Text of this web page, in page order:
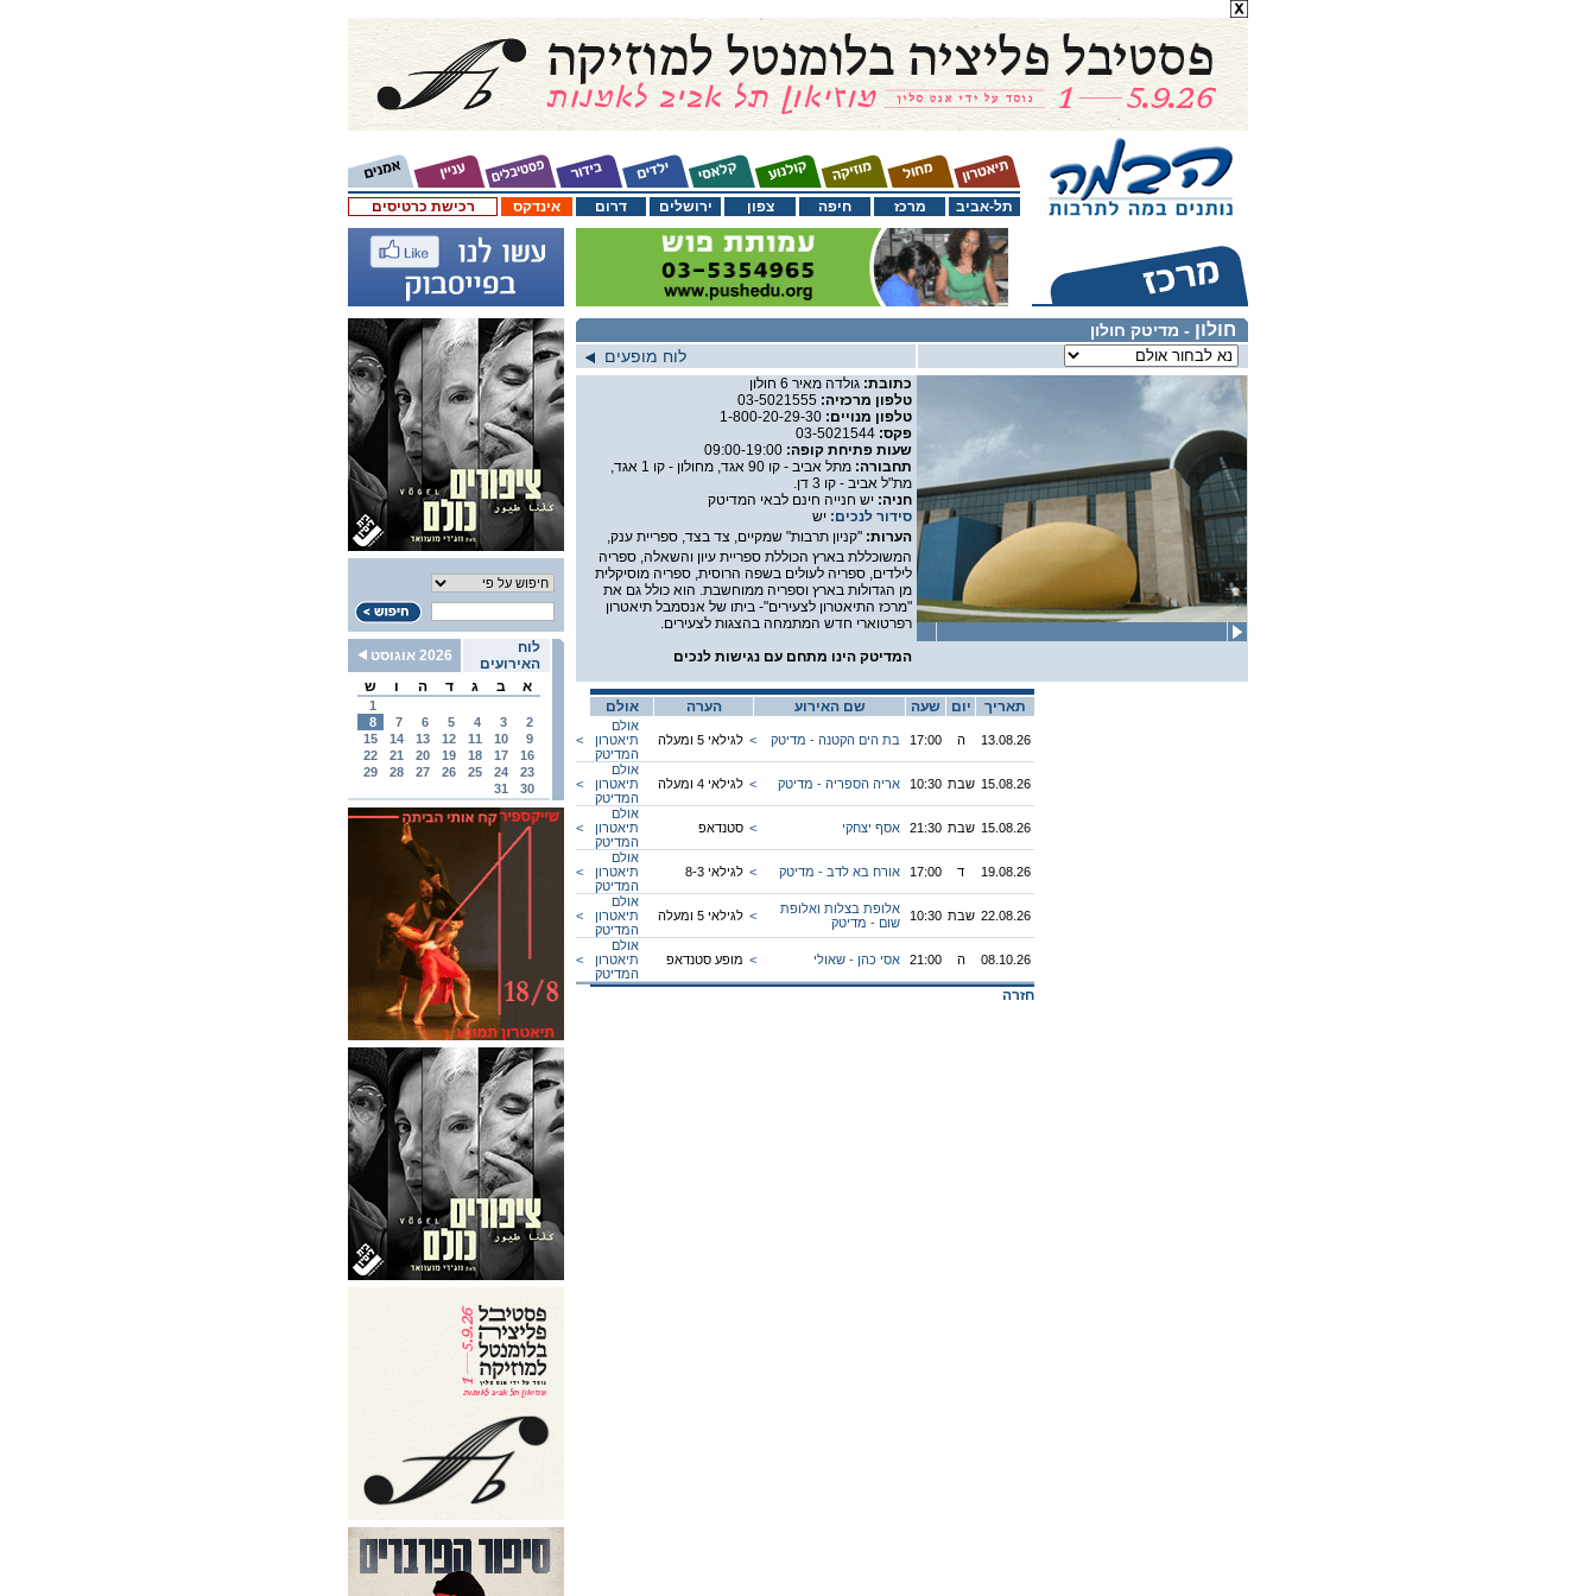
רכישת כרטיסים אינדקס דרום ירושלים צפון חיפה מרכז תל-אביב
לוח
האירועים
2026 אוגוסט
א
ב ג ד ה ו ש
1
2
3
4
5
6
7
8
9
10
11
12
13
14
15
16
17
18
19
20
21
22
23
24
25
26
27
28
29
30
31
חולון - מדיטק חולון
לוח מופעים
כתובת: גולדה מאיר 6 חולון
טלפון מרכזיה: 03-5021555
טלפון מנויים: 1-800-20-29-30
פקס: 03-5021544
שעות פתיחת קופה:
תחבורה:
מתל אביב - קו 90 אגד, מחולון - קו 1 אגד,
מת"ל אביב - קו 3 דן.
חניה: יש חנייה חינם לבאי המדיטק
סידור לנכים: יש
הערות: "קניון תרבות" שמקיים, צד בצד, ספריית ענק,
המשוכללת בארץ הכוללת ספריית עיון והשאלה, ספריה
לילדים, ספריה לעולים בשפה הרוסית, ספריה מוסיקלית
מן הגדולות בארץ וספריה ממוחשבת. הוא כולל גם את
"מרכז התיאטרון לצעירים"- ביתו של אנסמבל תיאטרון
רפרטוארי חדש המתמחה בהצגות לצעירים.
המדיטק הינו מתחם עם נגישות לנכים
אולם הערה שם האירוע שעה יום תאריך
<
אולם
תיאטרון
המדיטק
לגילאי 5 ומעלה < בת הים הקטנה - מדיטק 17:00 ה 13.08.26
<
אולם
תיאטרון
המדיטק
לגילאי 4 ומעלה < אריה הספריה - מדיטק 10:30 שבת 15.08.26
<
אולם
תיאטרון
המדיטק
סטנדאפ < אסף יצחקי 21:30 שבת 15.08.26
<
אולם
תיאטרון
המדיטק
לגילאי 8-3 < אורח בא לדב - מדיטק 17:00 ד 19.08.26
<
אולם
תיאטרון
המדיטק
לגילאי 5 ומעלה <
אלופת בצלות ואלופת
שום - מדיטק
10:30 שבת 22.08.26
<
אולם
תיאטרון
המדיטק
מופע סטנדאפ < אסי כהן - שאולי 21:00 ה 08.10.26
חזרה